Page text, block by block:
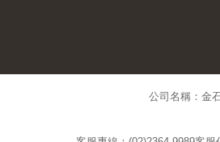
公司名稱：金